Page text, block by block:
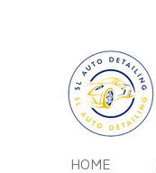
hoofdinhoud
HOME